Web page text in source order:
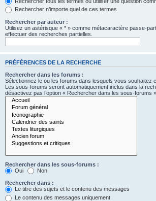
Rechercher n’importe quel de ces termes
Rechercher par auteur :
Utilisez un astérisque « * » comme métacaractère passe-
effectuer des recherches partielles.
PRÉFÉRENCES DE LA RECHERCHE
Rechercher dans les forums :
Sélectionnez le ou les forums dans lesquels vous souhaitez
Les sous-forums seront automatiquement inclus dans la
désactivez pas l’option « Rechercher dans les sous-forums
Rechercher dans les sous-forums :
Oui
Non
Rechercher dans :
Le titre des sujets et le contenu des messages
Le contenu des messages uniquement